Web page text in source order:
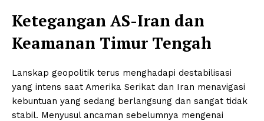
Ketegangan AS-Iran dan
Keamanan Timur Tengah
Lanskap geopolitik terus menghadapi destabilisasi
yang intens saat Amerika Serikat dan Iran menavigasi
kebuntuan yang sedang berlangsung dan sangat tidak
stabil. Menyusul ancaman sebelumnya mengenai